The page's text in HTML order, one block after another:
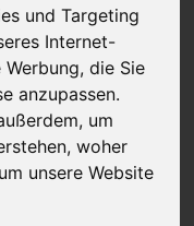
und Targeting
Internet-
die Sie
anzupassen.
um
woher
unsere Website
Autos inklusive der
werden nicht mit Dritten